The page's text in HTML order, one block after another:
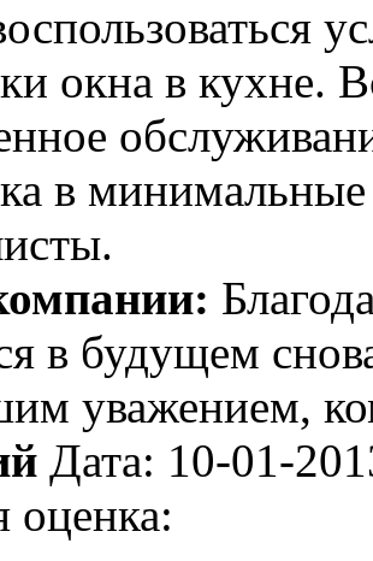
окна в кухне.
в
в будущем
уважением,
Дата: 10-01-
оценка: